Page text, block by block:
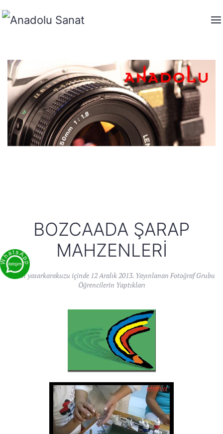
BOZCAADA ŞARAP
MAHZENLERI
Yazanyasarkarakuzu içinde 12 Aralık 2013. Yayınlanan Fotoğraf Grubu
Öğrencilerin Yaptıkları